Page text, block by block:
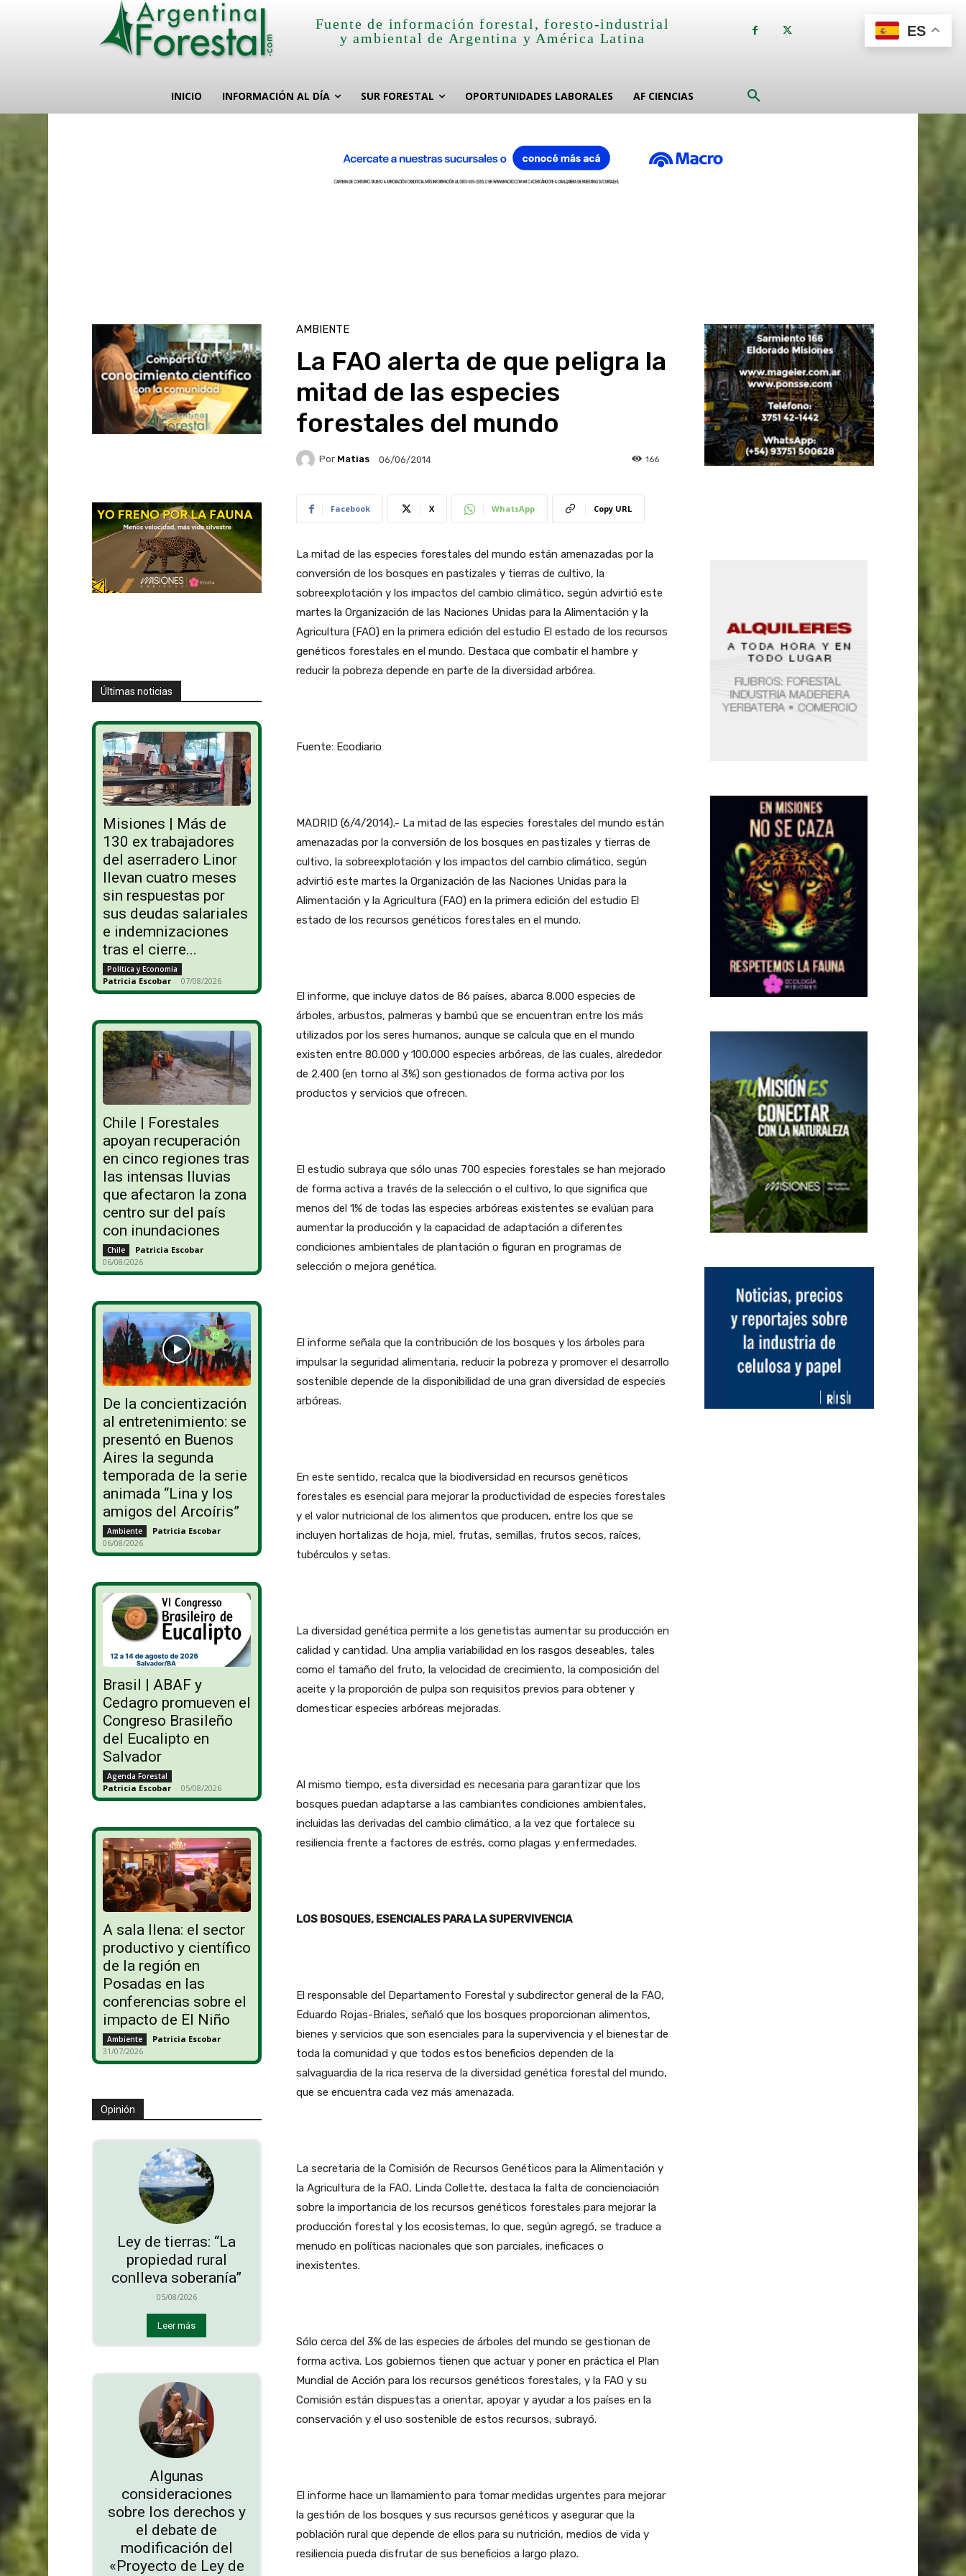
Fuente de información forestal, foresto-industrial
y ambiental de Argentina y América Latina
INICIO INFORMACIÓN AL DÍA SUR FORESTAL OPORTUNIDADES LABORALES AF CIENCIAS
Últimas noticias
Misiones | Más de
130 ex trabajadores
del aserradero Linor
llevan cuatro meses
sin respuestas por
sus deudas salariales
e indemnizaciones
tras el cierre...
Política y Economía
Patricia Escobar - 07/08/2026
Chile | Forestales
apoyan recuperación
en cinco regiones tras
las intensas lluvias
que afectaron la zona
centro sur del país
con inundaciones
Chile Patricia Escobar -
06/08/2026
De la concientización
al entretenimiento: se
presentó en Buenos
Aires la segunda
temporada de la serie
animada “Lina y los
amigos del Arcoíris”
Ambiente Patricia Escobar -
06/08/2026
Brasil | ABAF y
Cedagro promueven el
Congreso Brasileño
del Eucalipto en
Salvador
Agenda Forestal
Patricia Escobar - 05/08/2026
A sala llena: el sector
productivo y científico
de la región en
Posadas en las
conferencias sobre el
impacto de El Niño
Ambiente Patricia Escobar -
31/07/2026
Opinión
Ley de tierras: “La
propiedad rural
conlleva soberanía”
05/08/2026
Leer más
Algunas
consideraciones
sobre los derechos y
el debate de
modificación del
«Proyecto de Ley de
AMBIENTE
La FAO alerta de que peligra la
mitad de las especies
forestales del mundo
Por Matias 06/06/2014 166
Facebook X WhatsApp Copy URL
La mitad de las especies forestales del mundo están amenazadas por la
conversión de los bosques en pastizales y tierras de cultivo, la
sobreexplotación y los impactos del cambio climático, según advirtió este
martes la Organización de las Naciones Unidas para la Alimentación y la
Agricultura (FAO) en la primera edición del estudio El estado de los recursos
genéticos forestales en el mundo. Destaca que combatir el hambre y
reducir la pobreza depende en parte de la diversidad arbórea.
Fuente: Ecodiario
MADRID (6/4/2014).- La mitad de las especies forestales del mundo están
amenazadas por la conversión de los bosques en pastizales y tierras de
cultivo, la sobreexplotación y los impactos del cambio climático, según
advirtió este martes la Organización de las Naciones Unidas para la
Alimentación y la Agricultura (FAO) en la primera edición del estudio El
estado de los recursos genéticos forestales en el mundo.
El informe, que incluye datos de 86 países, abarca 8.000 especies de
árboles, arbustos, palmeras y bambú que se encuentran entre los más
utilizados por los seres humanos, aunque se calcula que en el mundo
existen entre 80.000 y 100.000 especies arbóreas, de las cuales, alrededor
de 2.400 (en torno al 3%) son gestionados de forma activa por los
productos y servicios que ofrecen.
El estudio subraya que sólo unas 700 especies forestales se han mejorado
de forma activa a través de la selección o el cultivo, lo que significa que
menos del 1% de todas las especies arbóreas existentes se evalúan para
aumentar la producción y la capacidad de adaptación a diferentes
condiciones ambientales de plantación o figuran en programas de
selección o mejora genética.
El informe señala que la contribución de los bosques y los árboles para
impulsar la seguridad alimentaria, reducir la pobreza y promover el desarrollo
sostenible depende de la disponibilidad de una gran diversidad de especies
arbóreas.
En este sentido, recalca que la biodiversidad en recursos genéticos
forestales es esencial para mejorar la productividad de especies forestales
y el valor nutricional de los alimentos que producen, entre los que se
incluyen hortalizas de hoja, miel, frutas, semillas, frutos secos, raíces,
tubérculos y setas.
La diversidad genética permite a los genetistas aumentar su producción en
calidad y cantidad. Una amplia variabilidad en los rasgos deseables, tales
como el tamaño del fruto, la velocidad de crecimiento, la composición del
aceite y la proporción de pulpa son requisitos previos para obtener y
domesticar especies arbóreas mejoradas.
Al mismo tiempo, esta diversidad es necesaria para garantizar que los
bosques puedan adaptarse a las cambiantes condiciones ambientales,
incluidas las derivadas del cambio climático, a la vez que fortalece su
resiliencia frente a factores de estrés, como plagas y enfermedades.
LOS BOSQUES, ESENCIALES PARA LA SUPERVIVENCIA
El responsable del Departamento Forestal y subdirector general de la FAO,
Eduardo Rojas-Briales, señaló que los bosques proporcionan alimentos,
bienes y servicios que son esenciales para la supervivencia y el bienestar de
toda la comunidad y que todos estos beneficios dependen de la
salvaguardia de la rica reserva de la diversidad genética forestal del mundo,
que se encuentra cada vez más amenazada.
La secretaria de la Comisión de Recursos Genéticos para la Alimentación y
la Agricultura de la FAO, Linda Collette, destaca la falta de concienciación
sobre la importancia de los recursos genéticos forestales para mejorar la
producción forestal y los ecosistemas, lo que, según agregó, se traduce a
menudo en políticas nacionales que son parciales, ineficaces o
inexistentes.
Sólo cerca del 3% de las especies de árboles del mundo se gestionan de
forma activa. Los gobiernos tienen que actuar y poner en práctica el Plan
Mundial de Acción para los recursos genéticos forestales, y la FAO y su
Comisión están dispuestas a orientar, apoyar y ayudar a los países en la
conservación y el uso sostenible de estos recursos, subrayó.
El informe hace un llamamiento para tomar medidas urgentes para mejorar
la gestión de los bosques y sus recursos genéticos y asegurar que la
población rural que depende de ellos para su nutrición, medios de vida y
resiliencia pueda disfrutar de sus beneficios a largo plazo.
ES